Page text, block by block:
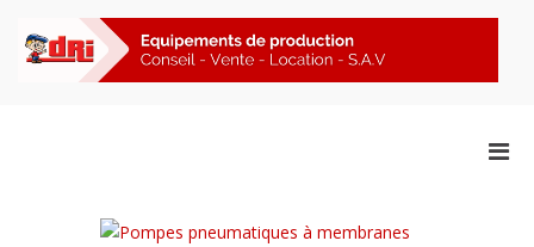
contenu